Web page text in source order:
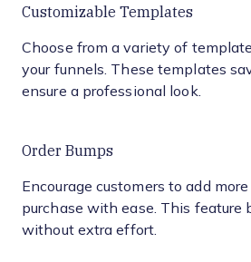
Customizable Templates
Choose from a variety of
your funnels. These templates
ensure a professional look.
Order Bumps
Encourage customers to add
purchase with ease. This feature
without extra effort.